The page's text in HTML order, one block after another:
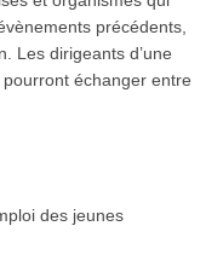
précédents,
. Les dirigeants d’une
échanger entre
des jeunes